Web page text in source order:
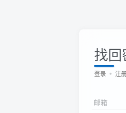
找
登录 注
邮箱